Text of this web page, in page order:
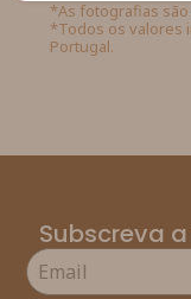
*As fotografias
*Todos os valores
Portugal.
Subscreva